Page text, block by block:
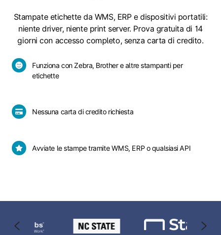
Stampate etichette da WMS, ERP e dispositivi portatili:
niente driver, niente print server. Prova gratuita di 14
giorni con accesso completo, senza carta di credito.
Funziona con Zebra, Brother e altre stampanti per
etichette
Funziona
con
e
per
etichette
Nessuna carta di credito richiesta
Nessuna
carta
credito
richiesta
Avviate le stampe tramite WMS, ERP o qualsiasi API
Avviate
le
qualsiasi